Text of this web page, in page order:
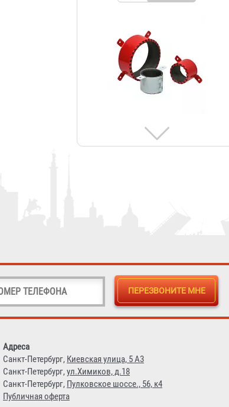
Противопожарная муфта
«БАЛТИКА ПМ» 25
Адреса
Санкт-Петербург, Киевская улица, 5 А3
Санкт-Петербург,ул.Химиков, д.18
Санкт-Петербург, Пулковское шоссе., 56, к4
Публичная оферта